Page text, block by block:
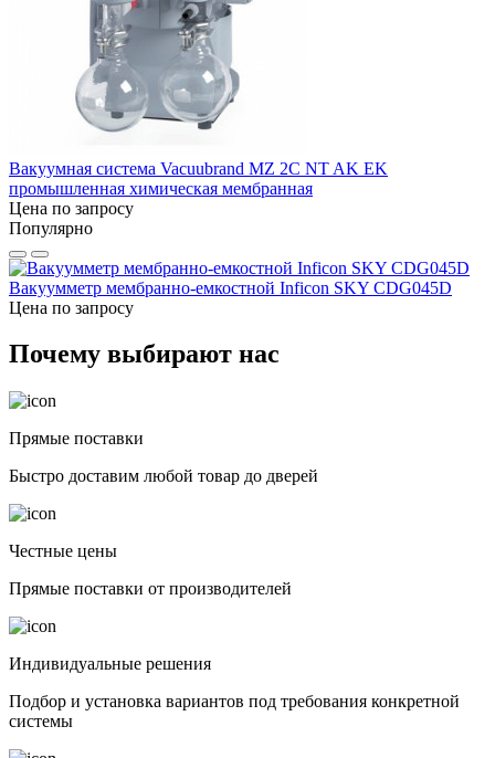
Вакуумная система Vacuubrand MZ 2C NT AK EK
промышленная химическая мембранная
Цена по запросу
Популярно
Вакуумметр мембранно-емкостной Inficon SKY CDG045D
Цена по запросу
Почему выбирают нас
Прямые поставки
Быстро доставим любой товар до дверей
Честные цены
Прямые поставки от производителей
Индивидуальные решения
Подбор и установка вариантов под требования конкретной
системы